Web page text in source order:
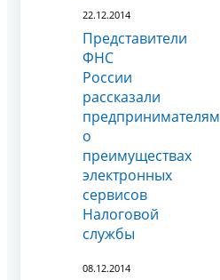
22.12.2014
Представители
ФНС
России
рассказали
предпринимателям
о
преимуществах
электронных
сервисов
Налоговой
службы
08.12.2014